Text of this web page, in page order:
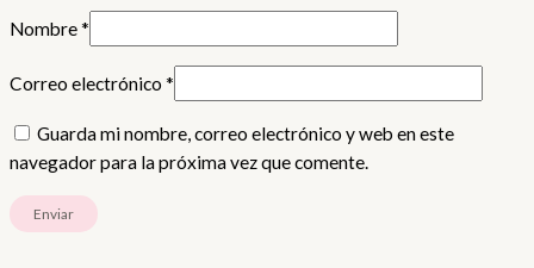
Nombre*
Correo electrónico *
Guarda mi nombre, correo electrónico y web en este
navegador para la próxima vez que comente.